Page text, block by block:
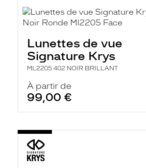
Lunettes de vue
Signature Krys
ML2205 402 NOIR BRILLANT
À partir de
99,00 €